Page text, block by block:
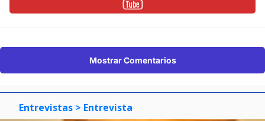
Mostrar Comentarios
Entrevistas > Entrevista